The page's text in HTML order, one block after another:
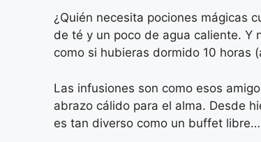
¿Quién necesita pociones mágicas
de té y un poco de agua caliente.
como si hubieras dormido 10 horas
Las infusiones son como esos
abrazo cálido para el alma. Desde
es tan diverso como un buffet